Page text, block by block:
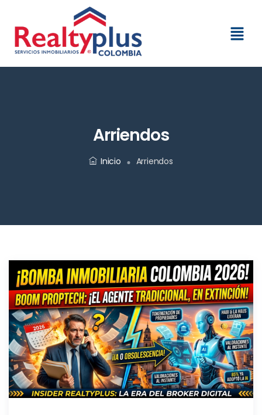
Arriendos
Inicio Arriendos